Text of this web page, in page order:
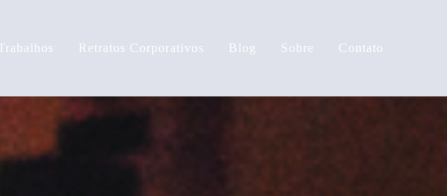
Trabalhos Retratos Corporativos Blog Sobre Contato